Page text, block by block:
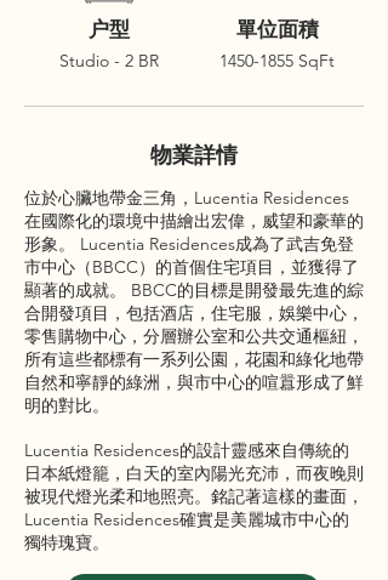
户型
Studio - 2 BR
單位面積
1450-1855 SqFt
物業詳情
位於心臟地帶金三角，Lucentia Residences
在國際化的環境中描繪出宏偉，威望和豪華的
形象。 Lucentia Residences成為了武吉免登
市中心（BBCC）的首個住宅項目，並獲得了
顯著的成就。 BBCC的目標是開發最先進的綜
合開發項目，包括酒店，住宅服，娛樂中心，
零售購物中心，分層辦公室和公共交通樞紐，
所有這些都標有一系列公園，花園和綠化地帶
自然和寧靜的綠洲，與市中心的喧囂形成了鮮
明的對比。
Lucentia Residences的設計靈感來自傳統的
日本紙燈籠，白天的室內陽光充沛，而夜晚則
被現代燈光柔和地照亮。銘記著這樣的畫面，
Lucentia Residences確實是美麗城市中心的
獨特瑰寶。